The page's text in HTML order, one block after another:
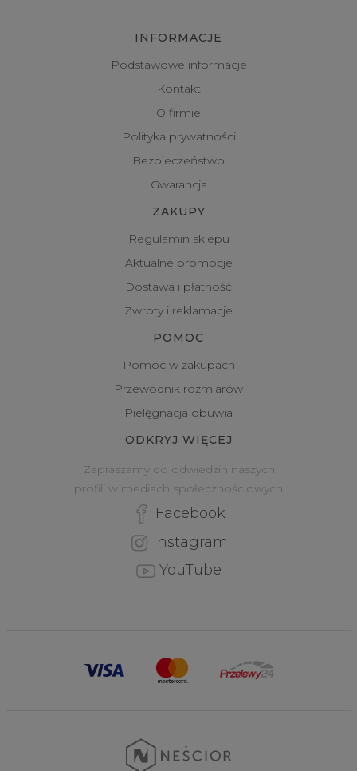
INFORMACJE
Podstawowe informacje
Kontakt
O firmie
Polityka prywatności
Bezpieczeństwo
Gwarancja
ZAKUPY
Regulamin sklepu
Aktualne promocje
Dostawa i płatność
Zwroty i reklamacje
POMOC
Pomoc w zakupach
Przewodnik rozmiarów
Pielęgnacja obuwia
ODKRYJ WIĘCEJ
Zapraszamy do odwiedzin naszych
profili w mediach społecznościowych
Facebook
Instagram
YouTube